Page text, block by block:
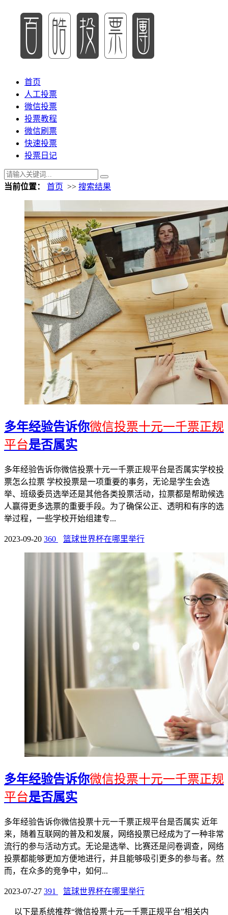
首页
人工投票
微信投票
投票教程
微信刷票
快速投票
投票日记
当前位置： 首页 >> 搜索结果
多年经验告诉你微信投票十元一千票正规
平台是否属实
多年经验告诉你微信投票十元一千票正规平台是否属实学校投
票怎么拉票 学校投票是一项重要的事务，无论是学生会选
举、班级委员选举还是其他各类投票活动，拉票都是帮助候选
人赢得更多选票的重要手段。为了确保公正、透明和有序的选
举过程，一些学校开始组建专...
2023-09-20 360 篮球世界杯在哪里举行
多年经验告诉你微信投票十元一千票正规
平台是否属实
多年经验告诉你微信投票十元一千票正规平台是否属实 近年
来，随着互联网的普及和发展，网络投票已经成为了一种非常
流行的参与活动方式。无论是选举、比赛还是问卷调查，网络
投票都能够更加方便地进行，并且能够吸引更多的参与者。然
而，在众多的竞争中，如何...
2023-07-27 391 篮球世界杯在哪里举行
以下是系统推荐“微信投票十元一千票正规平台”相关内